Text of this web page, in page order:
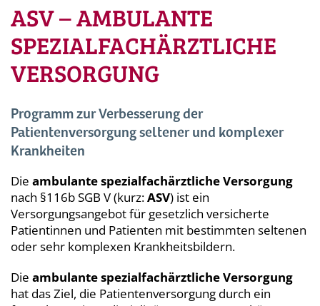
ASV – AMBULANTE
SPEZIALFACHÄRZTLICHE
VERSORGUNG
Programm zur Verbesserung der
Patientenversorgung seltener und komplexer
Krankheiten
Die ambulante spezialfachärztliche Versorgung
nach §116b SGB V (kurz:ASV) ist ein
Versorgungsangebot für gesetzlich versicherte
Patientinnen und Patienten mit bestimmten seltenen
oder sehr komplexen Krankheitsbildern.
Die ambulante spezialfachärztliche Versorgung
hat das Ziel, die Patientenversorgung durch ein